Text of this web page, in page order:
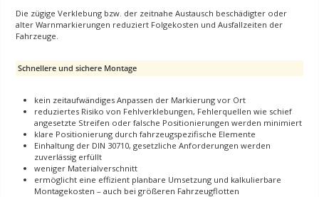
Die zügige Verklebung bzw. der zeitnahe Austausch beschädigter oder
alter Warnmarkierungen reduziert Folgekosten und Ausfallzeiten der
Fahrzeuge.
Schnellere und sichere Montage
kein zeitaufwändiges Anpassen der Markierung vor Ort
reduziertes Risiko von Fehlverklebungen, Fehlerquellen wie schief
angesetzte Streifen oder falsche Positionierungen werden minimiert
klare Positionierung durch fahrzeugspezifische Elemente
Einhaltung der DIN 30710, gesetzliche Anforderungen werden
zuverlässig erfüllt
weniger Materialverschnitt
ermöglicht eine effizient planbare Umsetzung und kalkulierbare
Montagekosten – auch bei größeren Fahrzeugflotten